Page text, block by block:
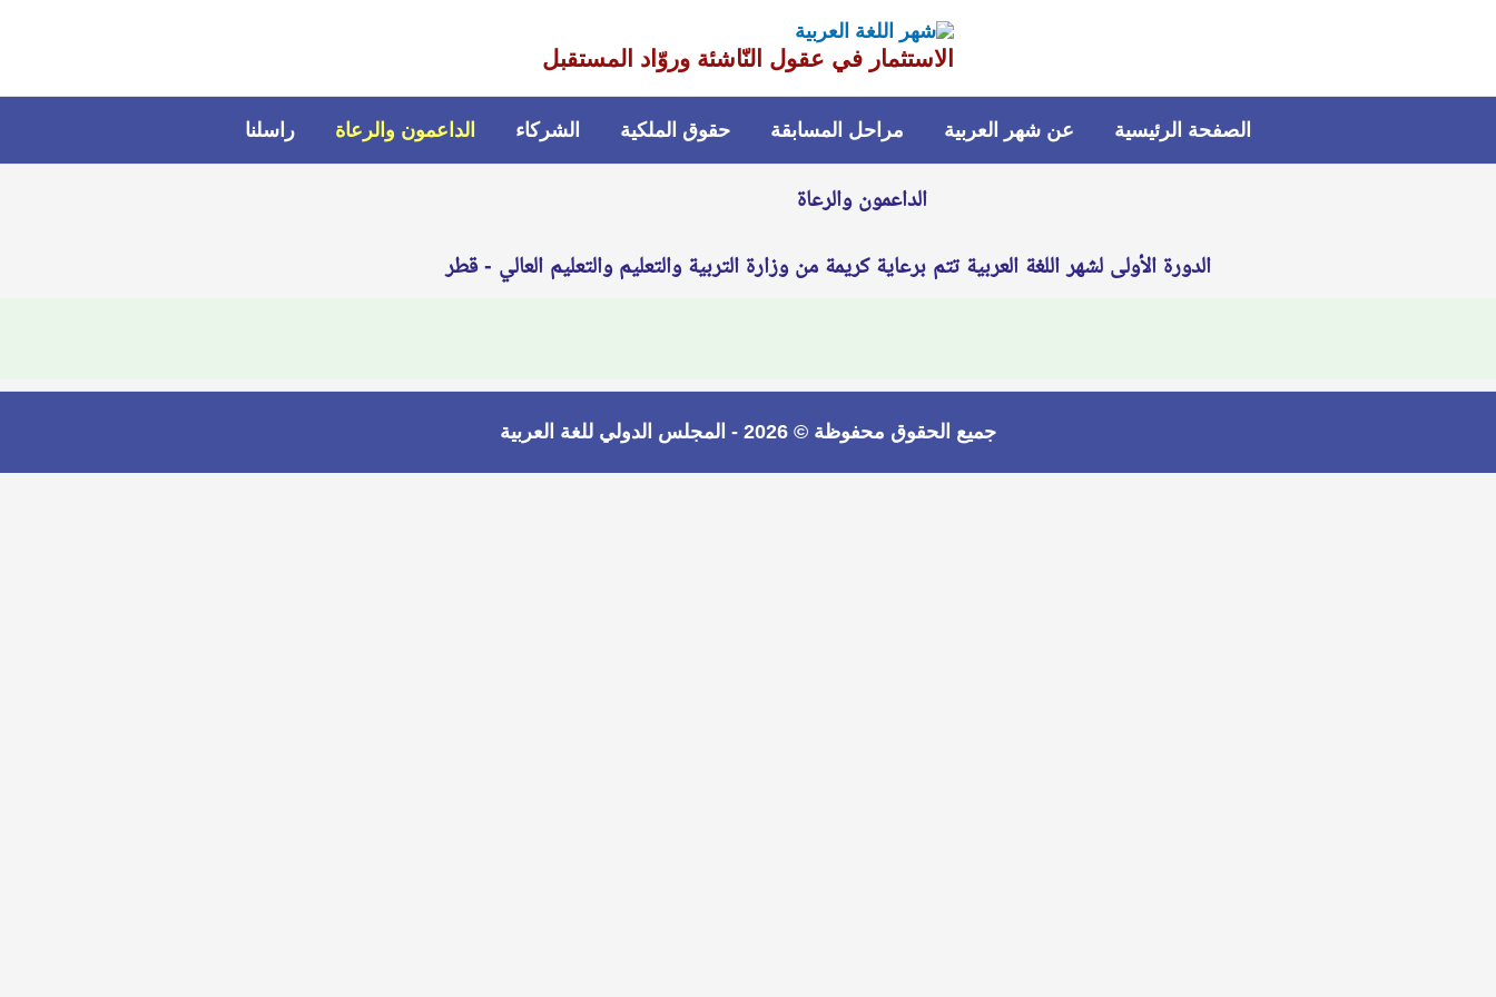
المحتوى
الاستثمار في عقول النّاشئة وروّاد المستقبل
الصفحة الرئيسية عن شهر العربية مراحل المسابقة حقوق الملكية الشركاء الداعمون والرعاة راسلنا
الداعمون والرعاة
الدورة الأولى لشهر اللغة العربية تتم برعاية كريمة من وزارة التربية والتعليم والتعليم العالي - قطر
جميع الحقوق محفوظة © 2026 - المجلس الدولي للغة العربية